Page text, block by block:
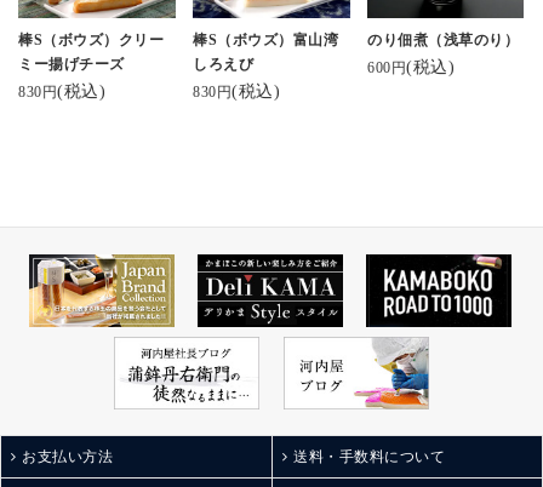
棒S（ボウズ）クリー
ミー揚げチーズ
830円(税込)
棒S（ボウズ）富山湾
しろえび
830円(税込)
のり佃煮（浅草のり）
600円(税込)
お支払い方法 送料・手数料について